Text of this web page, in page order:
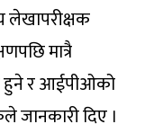
लेखापरीक्षक
मात्रै
हुने र आईपीओको
जानकारी दिए ।